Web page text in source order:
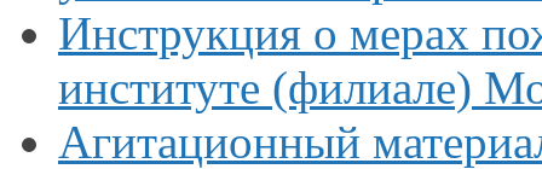
Инструкция о мерах
институте (филиале)
Агитационный